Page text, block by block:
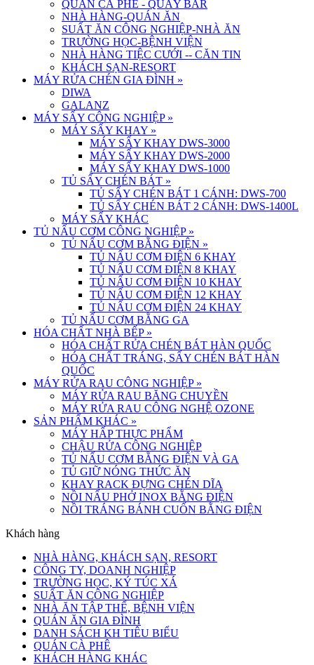
QUÁN CÀ PHÊ - QUẦY BAR
NHÀ HÀNG-QUÁN ĂN
SUẤT ĂN CÔNG NGHIỆP-NHÀ ĂN
TRƯỜNG HỌC-BỆNH VIỆN
NHÀ HÀNG TIỆC CƯỚI -- CĂN TIN
KHÁCH SẠN-RESORT
MÁY RỬA CHÉN GIA ĐÌNH »
DIWA
GALANZ
MÁY SẤY CÔNG NGHIỆP »
MÁY SẤY KHAY »
MÁY SẤY KHAY DWS-3000
MÁY SẤY KHAY DWS-2000
MÁY SẤY KHAY DWS-1000
TỦ SẤY CHÉN BÁT »
TỦ SẤY CHÉN BÁT 1 CÁNH: DWS-700
TỦ SẤY CHÉN BÁT 2 CÁNH: DWS-1400L
MÁY SẤY KHÁC
TỦ NẤU CƠM CÔNG NGHIỆP »
TỦ NẤU CƠM BẰNG ĐIỆN »
TỦ NẤU CƠM ĐIỆN 6 KHAY
TỦ NẤU CƠM ĐIỆN 8 KHAY
TỦ NẤU CƠM ĐIỆN 10 KHAY
TỦ NẤU CƠM ĐIỆN 12 KHAY
TỦ NẤU CƠM ĐIỆN 24 KHAY
TỦ NẤU CƠM BẰNG GA
HÓA CHẤT NHÀ BẾP »
HÓA CHẤT RỬA CHÉN BÁT HÀN QUỐC
HÓA CHẤT TRÁNG, SẤY CHÉN BÁT HÀN
QUỐC
MÁY RỬA RAU CÔNG NGHIỆP »
MÁY RỬA RAU BĂNG CHUYỀN
MÁY RỬA RAU CÔNG NGHỆ OZONE
SẢN PHẨM KHÁC »
MÁY HẤP THỰC PHẨM
CHẬU RỬA CÔNG NGHIỆP
TỦ NẤU CƠM BẰNG ĐIỆN VÀ GA
TỦ GIỮ NÓNG THỨC ĂN
KHAY RACK ĐỰNG CHÉN DĨA
NỒI NẤU PHỞ INOX BẰNG ĐIỆN
NỒI TRÁNG BÁNH CUỐN BẰNG ĐIỆN
Khách hàng
NHÀ HÀNG, KHÁCH SẠN, RESORT
CÔNG TY, DOANH NGHIỆP
TRƯỜNG HỌC, KÝ TÚC XÁ
SUẤT ĂN CÔNG NGHIỆP
NHÀ ĂN TẬP THỂ, BỆNH VIỆN
QUÁN ĂN GIA ĐÌNH
DANH SÁCH KH TIÊU BIỂU
QUÁN CÀ PHÊ
KHÁCH HÀNG KHÁC